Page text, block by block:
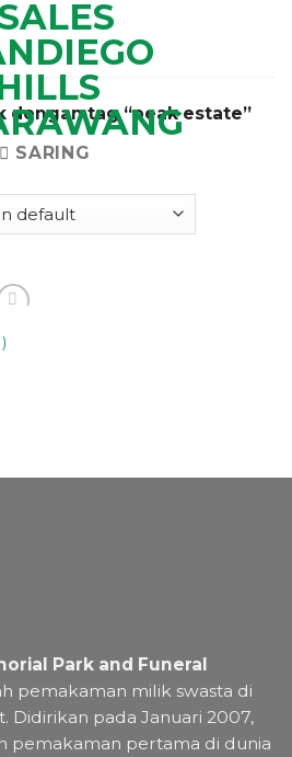
dengan tag “peak estate”
SARING
Park and Funeral
pemakaman milik swasta di
Didirikan pada Januari 2007,
pemakaman pertama di dunia